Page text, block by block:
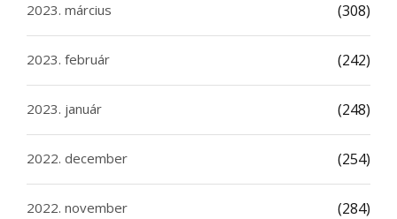
2023. március (308)
2023. február (242)
2023. január (248)
2022. december (254)
2022. november (284)